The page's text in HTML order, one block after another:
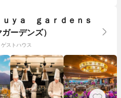
ｙａ ｇａｒｄｅｎｓ
ーデンズ）
ストハウス